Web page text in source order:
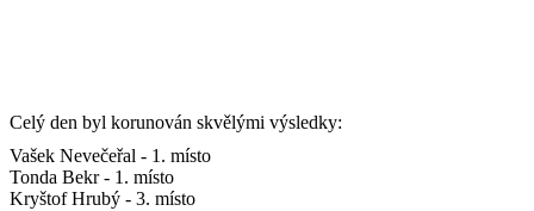
Celý den byl korunován skvělými výsledky:
Vašek Nevečeřal - 1. místo
Tonda Bekr - 1. místo
Kryštof Hrubý - 3. místo